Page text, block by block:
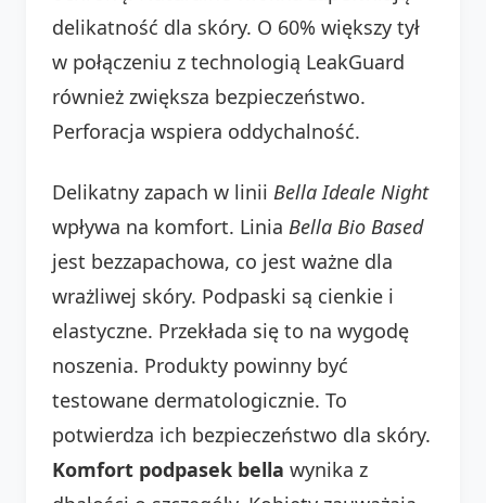
delikatność dla skóry. O 60% większy tył
w połączeniu z technologią LeakGuard
również zwiększa bezpieczeństwo.
Perforacja wspiera oddychalność.
Delikatny zapach w linii Bella Ideale Night
wpływa na komfort. Linia Bella Bio Based
jest bezzapachowa, co jest ważne dla
wrażliwej skóry. Podpaski są cienkie i
elastyczne. Przekłada się to na wygodę
noszenia. Produkty powinny być
testowane dermatologicznie. To
potwierdza ich bezpieczeństwo dla skóry.
Komfort podpasek bella wynika z